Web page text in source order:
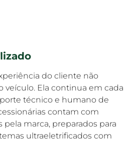
do cliente não
veículo. Ela continua em cada
técnico e humano de
contam com
marca, preparados para
ultraeletrificados com